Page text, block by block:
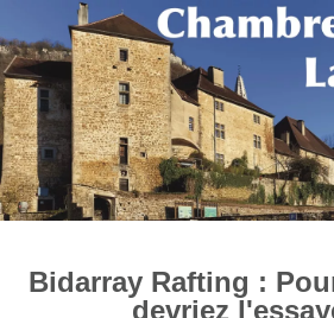
Bidarray Rafting :
devriez